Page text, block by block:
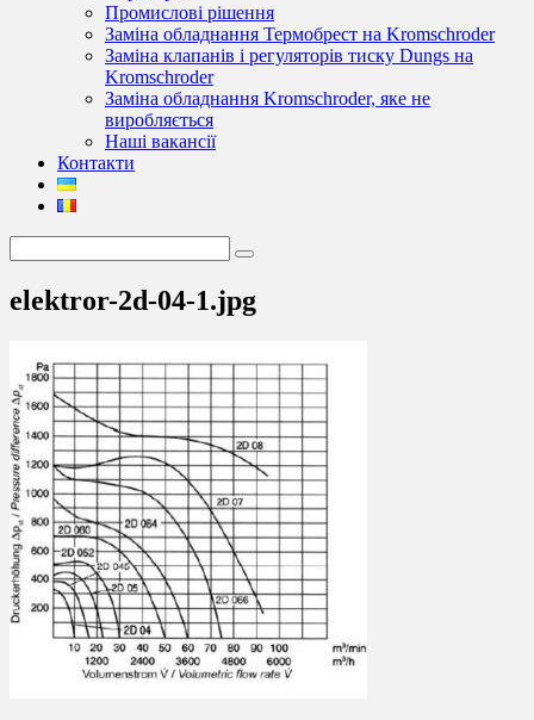
Промислові рішення
Заміна обладнання Термобрест на Kromschroder
Заміна клапанів і регуляторів тиску Dungs на
Kromschroder
Заміна обладнання Kromschroder, яке не
виробляється
Наші вакансії
Контакти
elektror-2d-04-1.jpg